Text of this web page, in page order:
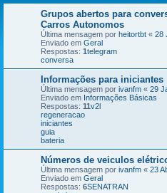
Grupos abertos para
Carros Autonomos
Última mensagem por heitortbt « 28
Enviado em Geral
Respostas: 1telegram
conversa
Informações para iniciantes
Última mensagem por ivanfm « 29
Enviado em Informações Básicas
Respostas: 11v2l
regeneracao
iniciantes
guia
bateria
Números de veiculos
Última mensagem por ivanfm « 23
Enviado em Geral
Respostas: 6SENATRAN